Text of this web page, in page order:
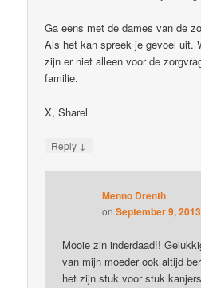
Ga eens met de dames van de
Als het kan spreek je gevoel uit.
zijn er niet alleen voor de
familie.
X, Sharel
Reply ↓
Menno Drenth
onSeptember 9,
Mooie zin inderdaad!!
van mijn moeder ook altijd
het zijn stuk voor stuk